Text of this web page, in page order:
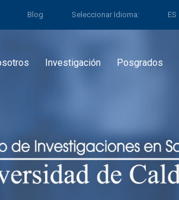
Blog Seleccionar Idioma: ES
Investigación Posgrados